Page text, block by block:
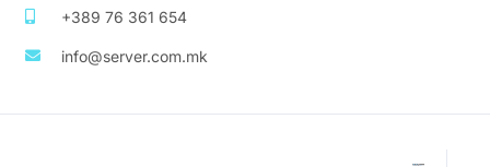
+389 76 361 654
info@server.com.mk